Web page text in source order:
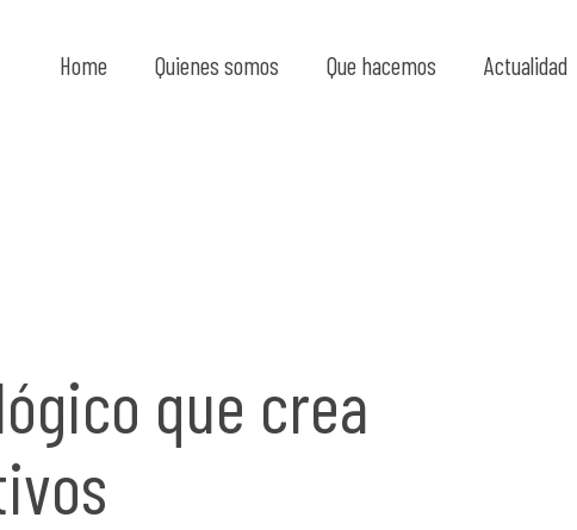
Home Quienes somos Que hacemos Actualidad
que crea